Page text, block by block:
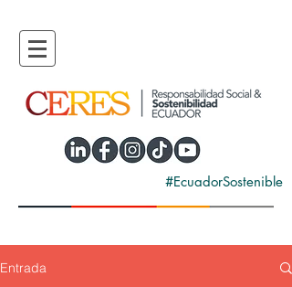
#EcuadorSostenible
Entrada